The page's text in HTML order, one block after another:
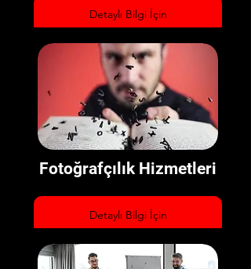
Detaylı Bilgi İçin
Fotoğrafçılık Hizmetleri
Detaylı Bilgi İçin